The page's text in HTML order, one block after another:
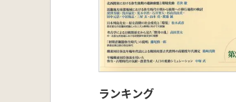
ランキング